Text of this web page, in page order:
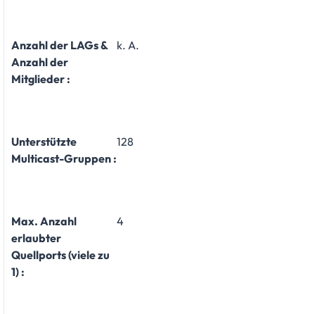
Anzahl der LAGs &
Anzahl der
Mitglieder :
k. A.
Unterstützte
Multicast-Gruppen :
128
Max. Anzahl
erlaubter
Quellports (viele zu
1) :
4